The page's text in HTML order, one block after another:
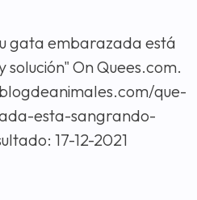
gata embarazada está
solución" On Quees.com.
que-
esta-sangrando-
17-12-2021